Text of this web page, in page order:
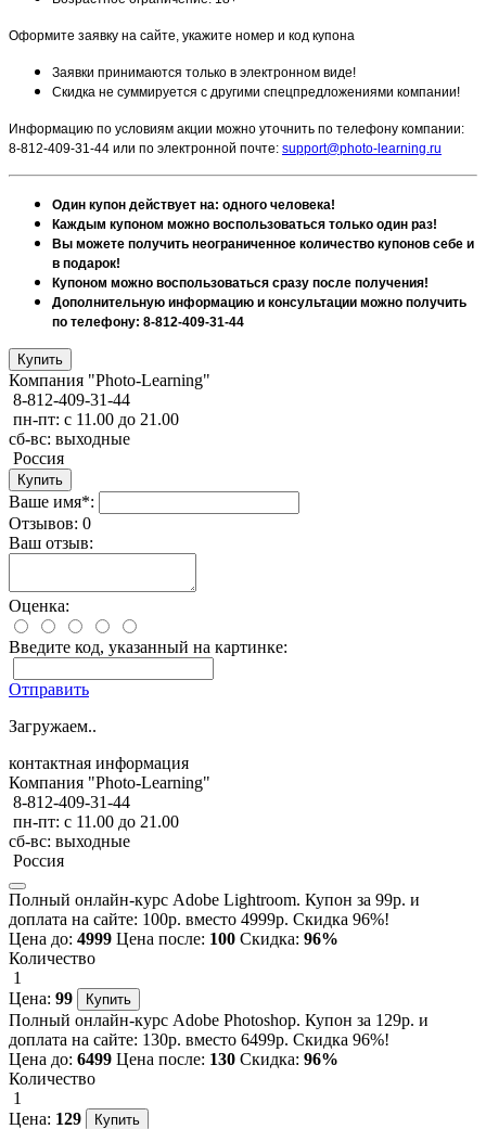
Оформите заявку на сайте, укажите номер и код купона
Заявки принимаются только в электронном виде!
Скидка не суммируется с другими спецпредложениями компании!
Информацию по условиям акции можно уточнить по телефону компании:
8-812-409-31-44 или по электронной почте: support@photo-learning.ru
Один купон действует на: одного человека!
Каждым купоном можно воспользоваться только один раз!
Вы можете получить неограниченное количество купонов себе и
в подарок!
Купоном можно воспользоваться сразу после получения!
Дополнительную информацию и консультации можно получить
по телефону: 8-812-409-31-44
Компания "Photo-Learning"
8-812-409-31-44
пн-пт: с 11.00 до 21.00
сб-вс: выходные
Россия
Ваше имя*:
Отзывов: 0
Ваш отзыв:
Оценка:
Введите код, указанный на картинке:
Отправить
Загружаем..
контактная информация
Компания "Photo-Learning"
8-812-409-31-44
пн-пт: с 11.00 до 21.00
сб-вс: выходные
Россия
Полный онлайн-курс Adobe Lightroom. Купон за 99р. и
доплата на сайте: 100р. вместо 4999р. Скидка 96%!
Цена до: 4999 Цена после: 100 Скидка: 96%
Количество
1
Цена: 99
Полный онлайн-курс Adobe Photoshop. Купон за 129р. и
доплата на сайте: 130р. вместо 6499р. Скидка 96%!
Цена до: 6499 Цена после: 130 Скидка: 96%
Количество
1
Цена: 129